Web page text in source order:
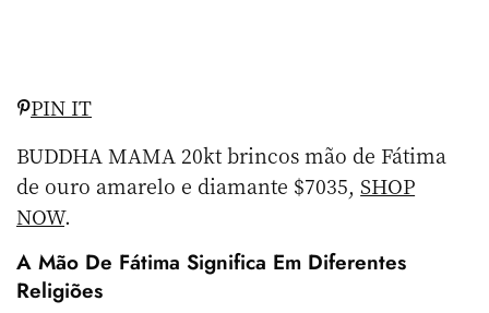
PIN IT
BUDDHA MAMA 20kt brincos mão de Fátima
de ouro amarelo e diamante $7035,SHOP
NOW.
A Mão De Fátima Significa Em Diferentes
Religiões